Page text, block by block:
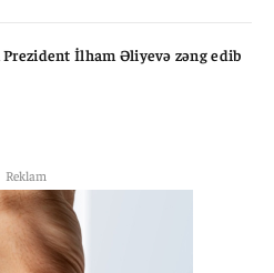
İlham Əliyevə zəng edib
Reklam